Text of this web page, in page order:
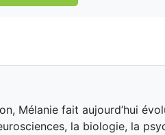
Mélanie fait aujourd’hui
la biologie, la